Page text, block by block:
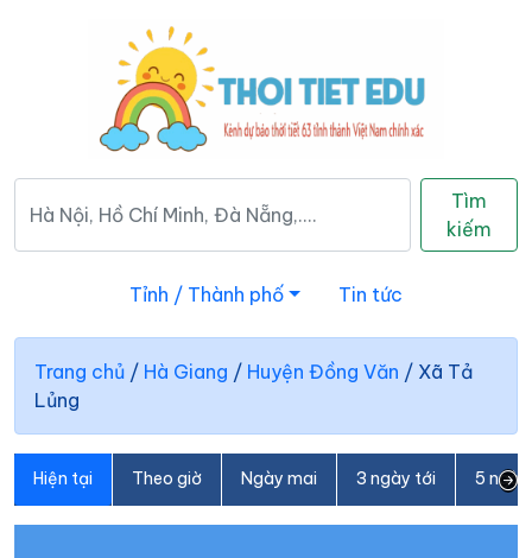
Tìm
kiếm
Tỉnh / Thành phố Tin tức
Trang chủ / Hà Giang / Huyện Đồng Văn / Xã Tả
Lủng
Hiện tại Theo giờ Ngày mai 3 ngày tới 5